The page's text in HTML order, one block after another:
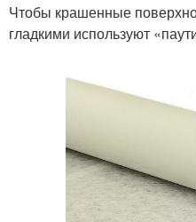
Чтобы крашенные
гладкими используют